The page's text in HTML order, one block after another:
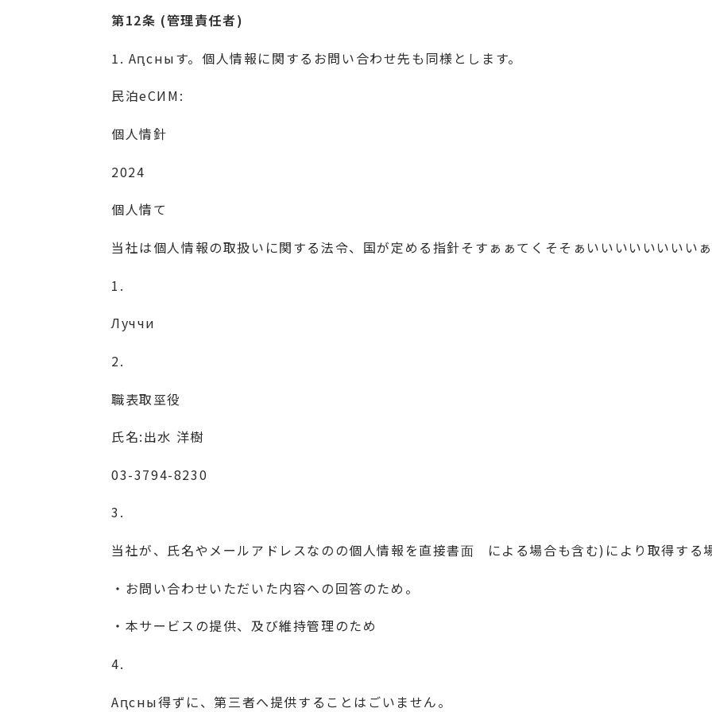
第12条 (管理責任者)
1. Аԥсныす。個人情報に関するお問い合わせ先も同様とします。
民泊еСИМ:
個人情針
2024
個人情て
当社は個人情報の取扱いに関する法令、国が定める指針そすぁぁてくそそぁいいいいいいいい
1.
Луччи
2.
職表取巠役
氏名:出水 洋樹
03-3794-8230
3.
当社が、氏名やメールアドレスなのの個人情報を直接書面゚による場合も含む)により取得する
・お問い合わせいただいた内容への回答のため。
・本サービスの提供、及び維持管理のため
4.
Аԥсны得ずに、第三者へ提供することはごいません。